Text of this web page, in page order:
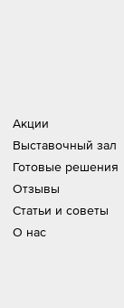
Акции
Выставочный зал
Готовые решения
Отзывы
Статьи и советы
О нас